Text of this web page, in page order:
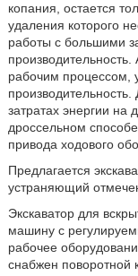
копания, остается
удаления которого
работы с большими
рабочим процессом,
затратах энергии на
дроссельном
привода ходового
Предлагается
устраняющий
Экскаватор для
машину с
рабочее
снабжен поворотной